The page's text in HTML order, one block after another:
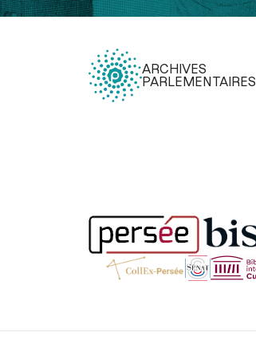
ARCHIVES
PARLEMENTAIRES
Légal